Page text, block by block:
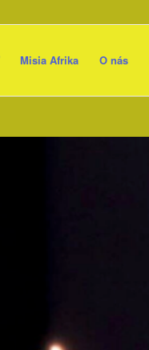
Misia Afrika O nás